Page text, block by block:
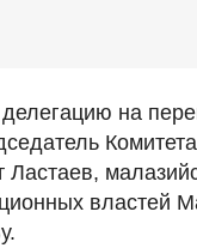
на
Ластаев,
властей